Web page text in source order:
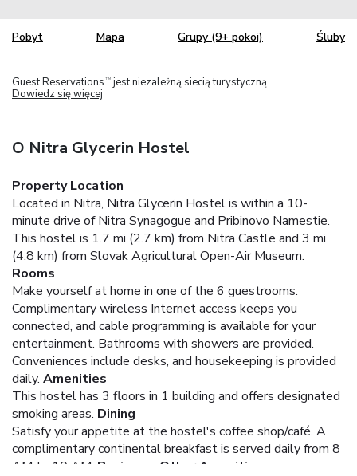
Pobyt Mapa Grupy (9+ pokoi) Śluby
Guest Reservations TM jest niezależną siecią turystyczną.
Dowiedz się więcej
O Nitra Glycerin Hostel
Property Location
Located in Nitra, Nitra Glycerin Hostel is within a 10-
minute drive of Nitra Synagogue and Pribinovo Namestie.
This hostel is 1.7 mi (2.7 km) from Nitra Castle and 3 mi
(4.8 km) from Slovak Agricultural Open-Air Museum.
Rooms
Make yourself at home in one of the 6 guestrooms.
Complimentary wireless Internet access keeps you
connected, and cable programming is available for your
entertainment. Bathrooms with showers are provided.
Conveniences include desks, and housekeeping is provided
daily. Amenities
This hostel has 3 floors in 1 building and offers designated
smoking areas. Dining
Satisfy your appetite at the hostel's coffee shop/café. A
complimentary continental breakfast is served daily from 8
AM to 10 AM. Business, Other Amenities